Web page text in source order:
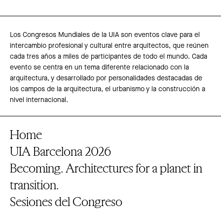
Los Congresos Mundiales de la UIA son eventos clave para el
intercambio profesional y cultural entre arquitectos, que reúnen
cada tres años a miles de participantes de todo el mundo. Cada
evento se centra en un tema diferente relacionado con la
arquitectura, y desarrollado por personalidades destacadas de
los campos de la arquitectura, el urbanismo y la construcción a
nivel internacional.
Home
UIA Barcelona 2026
Becoming. Architectures for a planet in
transition.
Sesiones del Congreso